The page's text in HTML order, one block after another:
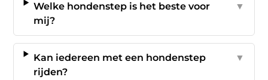
Welke hondenstep is het beste voor
mij?
▼
Kan iedereen met een hondenstep
rijden?
▼